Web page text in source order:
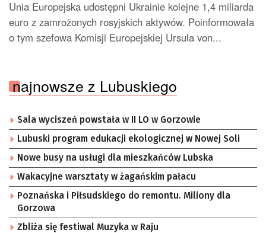
Unia Europejska udostępni Ukrainie kolejne 1,4 miliarda
euro z zamrożonych rosyjskich aktywów. Poinformowała
o tym szefowa Komisji Europejskiej Ursula von...
najnowsze z Lubuskiego
Sala wyciszeń powstała w II LO w Gorzowie
Lubuski program edukacji ekologicznej w Nowej Soli
Nowe busy na usługi dla mieszkańców Lubska
Wakacyjne warsztaty w żagańskim pałacu
Poznańska i Piłsudskiego do remontu. Miliony dla
Gorzowa
Zbliża się festiwal Muzyka w Raju